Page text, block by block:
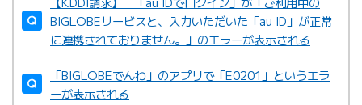
BIGLOBEサービスと、入力いただいた「au ID」が正常
に連携されておりません。」のエラーが表示される
「BIGLOBEでんわ」のアプリで「E0201」というエラ
ーが表示される